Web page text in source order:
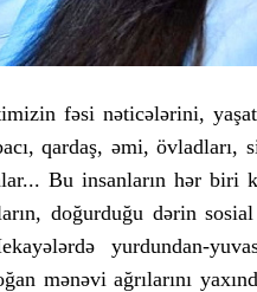
fəsi nəticələrini,
qardaş, əmi, övladları,
Bu insanların hər biri
doğurduğu dərin
yurdundan-
mənəvi ağrılarını